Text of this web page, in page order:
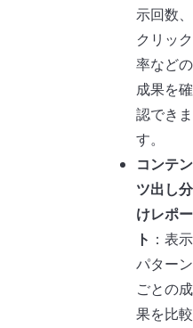
示回数、
クリック
率などの
成果を確
認できま
す。
コンテン
ツ出し分
けレポー
ト ：表示
パターン
ごとの成
果を比較